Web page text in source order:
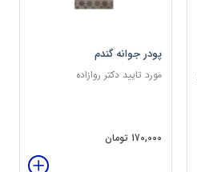
پودر جوانه گندم
مورد تایید دکتر روازاده
170,000 تومان